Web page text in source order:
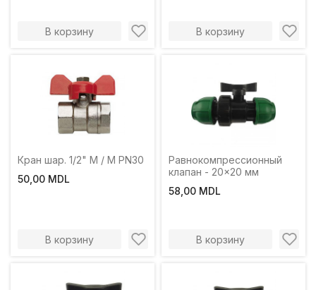
В корзину В корзину
Кран шар. 1/2" М / М PN30
50,00 MDL
В корзину
Равнокомпрессионный
клапан - 20x20 мм
58,00 MDL
В корзину